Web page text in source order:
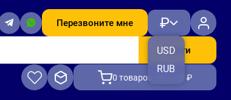
Перезвоните мне ₽
USD
RUB
Найти
0 товаров, на 0.00 ₽